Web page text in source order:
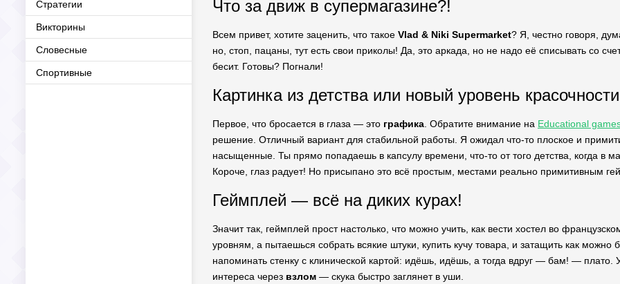
Стратегии
Викторины
Словесные
Спортивные
Что за движ в супермагазине?!
Всем привет, хотите заценить, что такое Vlad & Niki Supermarket? Я, честно говоря,
но, стоп, пацаны, тут есть свои приколы! Да, это аркада, но не надо её списывать со
бесит. Готовы? Погнали!
Картинка из детства или новый уровень
Первое, что бросается в глаза — это графика . Обратите внимание на Educational
решение. Отличный вариант для стабильной работы. Я ожидал что-то плоское и
насыщенные. Ты прямо попадаешь в капсулу времени, что-то от того детства, когда в
Короче, глаз радует! Но присыпано это всё простым, местами реально примитивным
Геймплей — всё на диких курах!
Значит так, геймплей прост настолько, что можно учить, как вести хостел во
уровням, а пытаешься собрать всякие штуки, купить кучу товара, и затащить как
напоминать стенку с клинической картой: идёшь, идёшь, а тогда вдруг — бам! —
интереса через взлом — скука быстро заглянет в уши.